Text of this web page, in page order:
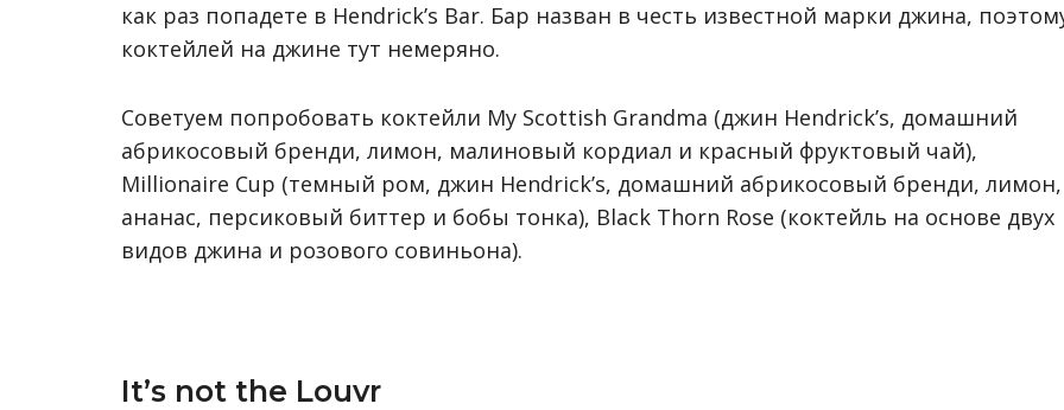
как раз попадете в Hendrick’s Bar. Бар назван в честь известной марки джина,
коктейлей на джине тут немеряно.
Советуем попробовать коктейли My Scottish Grandma (джин Hendrick’s, домашний
абрикосовый бренди, лимон, малиновый кордиал и красный фруктовый чай),
Millionaire Cup (темный ром, джин Hendrick’s, домашний абрикосовый бренди, лимон,
ананас, персиковый биттер и бобы тонка), Black Thorn Rose (коктейль на основе двух
видов джина и розового совиньона).
It’s not the Louvr